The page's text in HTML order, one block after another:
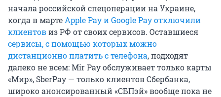
начала российской спецоперации на Украине,
когда в мартеApple Pay и Google Pay отключили
клиентовиз РФ от своих сервисов. Оставшиеся
сервисы, с помощью которых можно
дистанционно платить с телефона, подходят
далеко не всем: Мir Pay обслуживает только карты
«Мир», SberPay — только клиентов Сбербанка,
широко анонсированный «СБПэй» вообще пока не